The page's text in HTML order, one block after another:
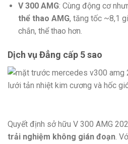
V 300 AMG: Cùng động cơ
thể thao AMG, tăng tốc ~8,1
chắn, thể thao hơn.
Dịch vụ Đẳng cấp 5 sao
Quyết định sở hữu V 300 AMG
trải nghiệm không gián đoạn.